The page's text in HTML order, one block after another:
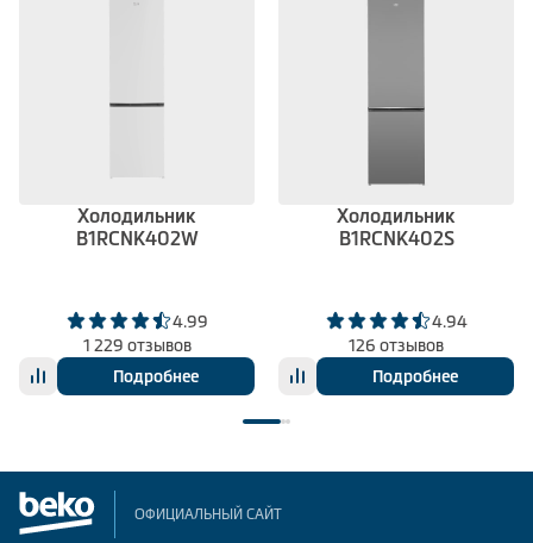
Холодильник
B1RCNK402W
4.99
1 229 отзывов
Подробнее
Холодильник
B1RCNK402S
4.94
126 отзывов
Подробнее
ОФИЦИАЛЬНЫЙ САЙТ